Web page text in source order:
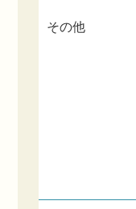
その他